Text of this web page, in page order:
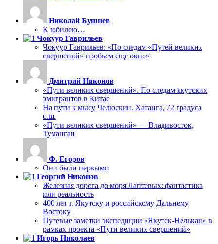
Николай Бушнев
К юбилею…
Чокуур Гаврильев
Чокуур Гаврильев: «По следам «Путей великих
свершений» пробьем еще окно»
Дмитрий Никонов
«Пути великих свершений». По следам якутских
эмигрантов в Китае
На пути к мысу Челюскин. Хатанга, 72 градуса
с.ш.
«Пути великих свершений» — Владивосток,
Туманган
Ф. Егоров
Они были первыми
Георгий Никонов
Железная дорога до моря Лаптевых: фантастика
или реальность
400 лет г. Якутску и российскому Дальнему
Востоку
Путевые заметки экспедиции «Якутск-Нелькан» в
рамках проекта «Пути великих свершений»
Игорь Николаев